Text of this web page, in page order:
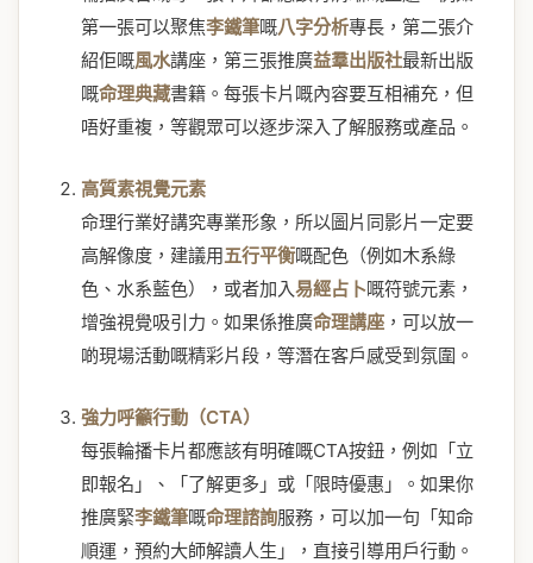
第一張可以聚焦李鐵筆嘅八字分析專長，第二張介
紹佢嘅風水講座，第三張推廣益羣出版社最新出版
嘅命理典藏書籍。每張卡片嘅內容要互相補充，但
唔好重複，等觀眾可以逐步深入了解服務或產品。
高質素視覺元素
命理行業好講究專業形象，所以圖片同影片一定要
高解像度，建議用五行平衡嘅配色（例如木系綠
色、水系藍色），或者加入易經占卜嘅符號元素，
增強視覺吸引力。如果係推廣命理講座 ，可以放一
啲現場活動嘅精彩片段，等潛在客戶感受到氛圍。
強力呼籲行動（CTA）
每張輪播卡片都應該有明確嘅CTA按鈕，例如「立
即報名」、「了解更多」或「限時優惠」。如果你
推廣緊李鐵筆嘅命理諮詢服務，可以加一句「知命
順運，預約大師解讀人生」，直接引導用戶行動。